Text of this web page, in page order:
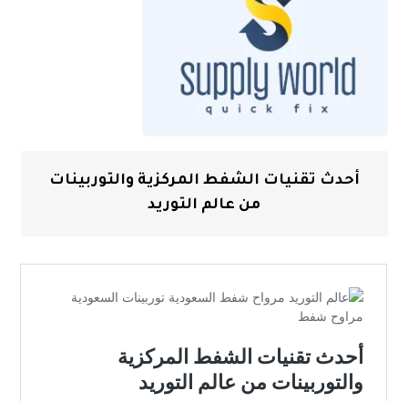
أحدث تقنيات الشفط المركزية والتوربينات
من عالم التوريد